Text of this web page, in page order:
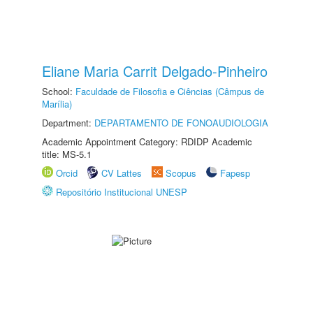
Eliane Maria Carrit Delgado-Pinheiro
School: Faculdade de Filosofia e Ciências (Câmpus de
Marília)
Department: DEPARTAMENTO DE FONOAUDIOLOGIA
Academic Appointment Category: RDIDP Academic
title: MS-5.1
Orcid
CV Lattes Scopus
Fapesp
Repositório Institucional UNESP